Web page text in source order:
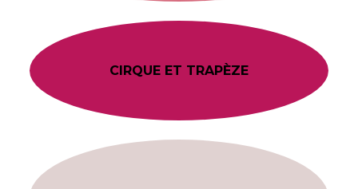
CIRQUE ET TRAPÈZE